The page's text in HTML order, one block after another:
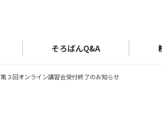
そろばんQ&A
第３回オンライン講習会受付終了のお知らせ